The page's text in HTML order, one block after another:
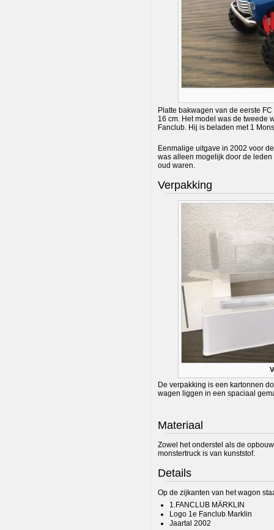
Platte bakwagen van de eerste
16 cm. Het model was de tweede
Fanclub. Hij is beladen met 1
Eenmalige uitgave in 2002 voor
was alleen mogelijk door de
oud waren.
Verpakking
De verpakking is een kartonnen
wagen liggen in een spaciaal
Materiaal
Zowel het onderstel als de
monstertruck is van kunststof.
Details
Op de zijkanten van het wagon
1.FANCLUB MÄRKLIN
Logo 1e Fanclub Marklin
Jaartal 2002